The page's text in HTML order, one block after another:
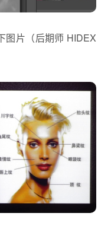
图片（后期师 HIDEX